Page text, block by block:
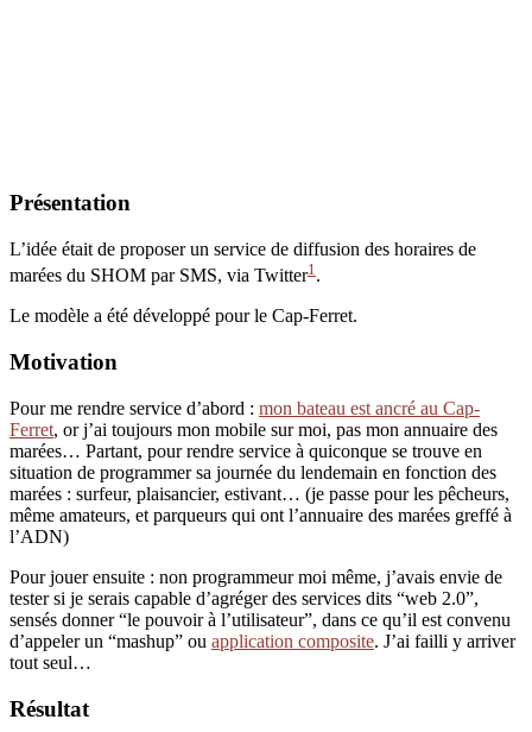
Présentation
L’idée était de proposer un service de diffusion des horaires de
marées du SHOM par SMS, via Twitter1.
Le modèle a été développé pour le Cap-Ferret.
Motivation
Pour me rendre service d’abord : mon bateau est ancré au Cap-
Ferret, or j’ai toujours mon mobile sur moi, pas mon annuaire des
marées… Partant, pour rendre service à quiconque se trouve en
situation de programmer sa journée du lendemain en fonction des
marées : surfeur, plaisancier, estivant… (je passe pour les pêcheurs,
même amateurs, et parqueurs qui ont l’annuaire des marées greffé à
l’ADN)
Pour jouer ensuite : non programmeur moi même, j’avais envie de
tester si je serais capable d’agréger des services dits “web 2.0”,
sensés donner “le pouvoir à l’utilisateur”, dans ce qu’il est convenu
d’appeler un “mashup” ou application composite. J’ai failli y arriver
tout seul…
Résultat